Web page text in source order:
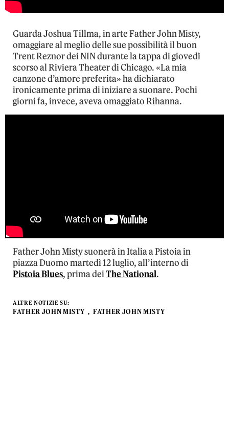
Guarda Joshua Tillma, in arte Father John Misty,
omaggiare al meglio delle sue possibilità il buon
Trent Reznor dei NIN durante la tappa di giovedì
scorso al Riviera Theater di Chicago. «La mia
canzone d’amore preferita» ha dichiarato
ironicamente prima di iniziare a suonare. Pochi
giorni fa, invece, aveva omaggiato Rihanna.
Father John Misty suonerà in Italia a Pistoia in
piazza Duomo martedì 12 luglio, all’interno di
Pistoia Blues, prima deiThe National.
ALTRE NOTIZIE SU:
FATHER JOHN MISTY FATHER JOHN MISTY